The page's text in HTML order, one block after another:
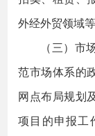
外经外贸领域
（三）
范市场体系的
网点布局规划
项目的申报工